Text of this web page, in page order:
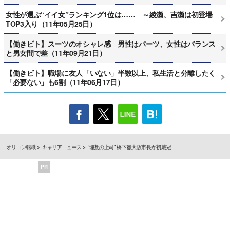
女性が選ぶ“イイ女”ランキング1位は…… ～綾瀬、吉瀬は初登場
TOP3入り（11年05月25日）
【働きビト】スーツのオシャレ感 男性はパーツ、女性はバランス
と男女間で差（11年09月21日）
【働きビト】職場に友人「いない」半数以上、私生活と分離したく
「必要ない」も6割（11年06月17日）
オリコン転職 キャリアニュース “理想の上司” 橋下徹大阪市長が初戴冠
PR